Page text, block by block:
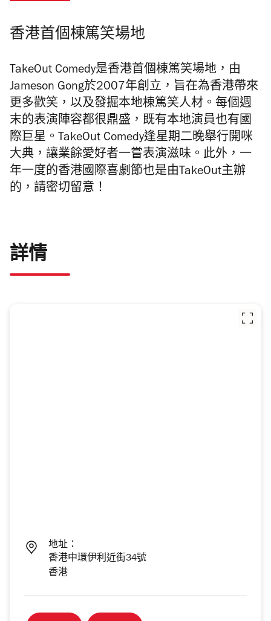
香港首個棟篤笑場地
TakeOut Comedy是香港首個棟篤笑場地，由
Jameson Gong於2007 年創立，旨在為香港帶來
更多歡笑，以及發掘本地棟篤笑人材。每個週
末的表演陣容都很鼎盛，既有本地演員也有國
際巨星。 TakeOut Comedy逢星期二晚舉行開咪
大典，讓業餘愛好者一嘗表演滋味。此外，一
年一度的香港國際喜劇節也是由 TakeOut主辦
的，請密切留意！
詳情
地址：
香港中環伊利近街34號
香港